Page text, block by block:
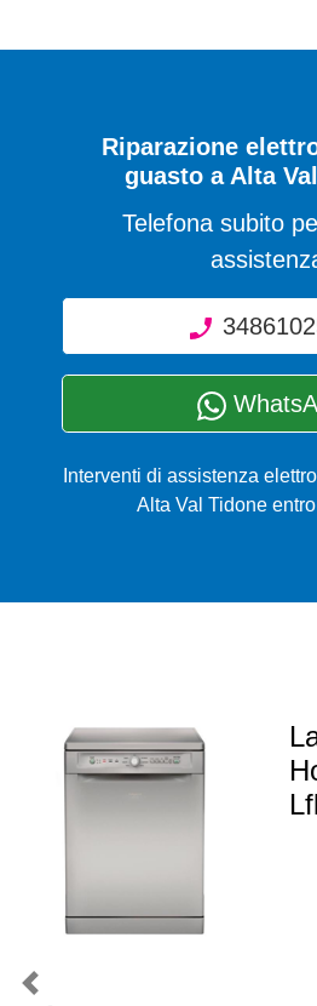
Riparazione
guasto a Alta
Telefona subito
Interventi di assistenza
Alta Val Tidone
Previous